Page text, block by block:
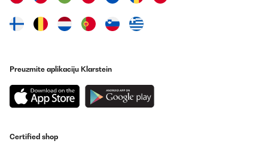
Preuzmite aplikaciju Klarstein
Certified shop